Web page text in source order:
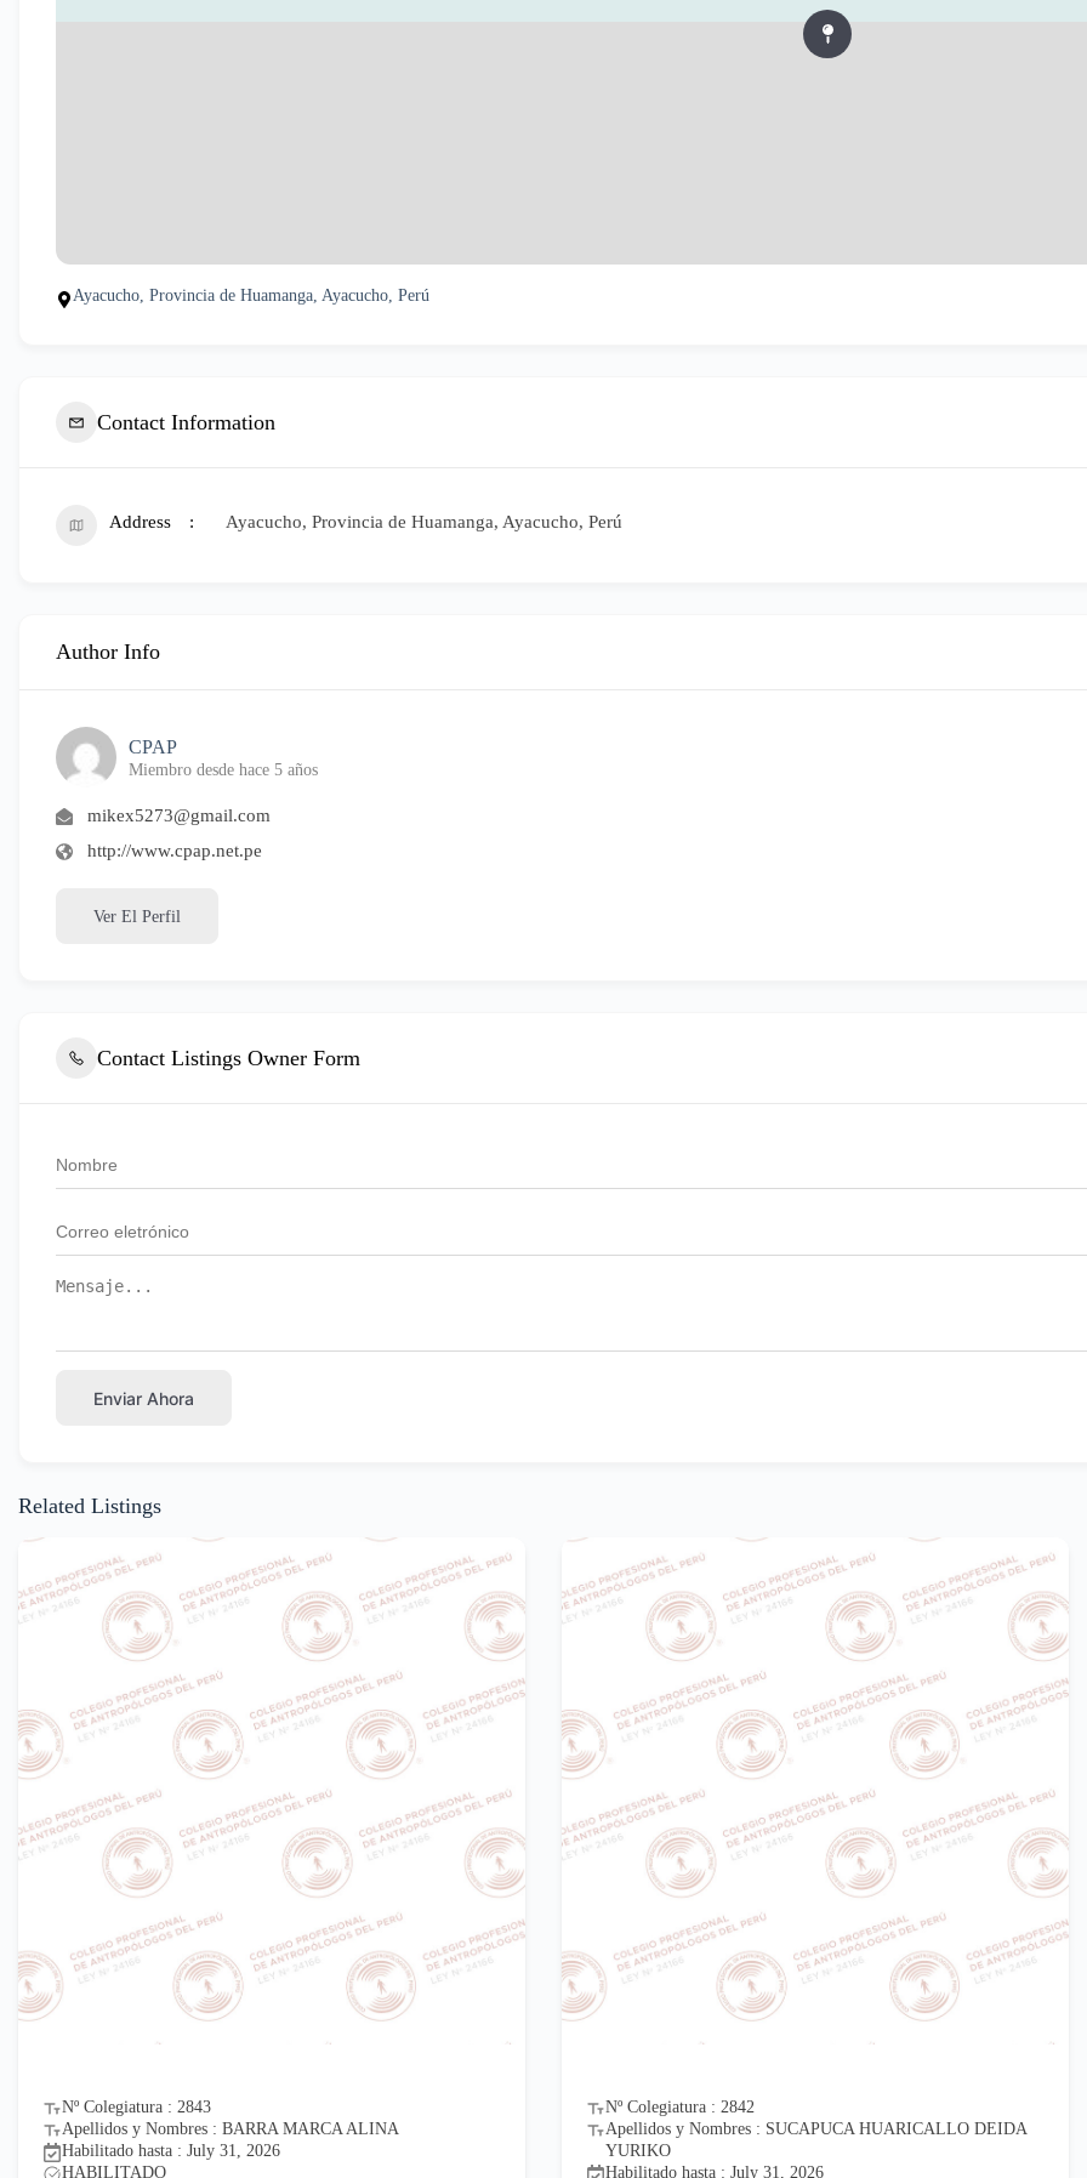
Ayacucho, Provincia de Huamanga, Ayacucho, Perú
Contact Information
Address Ayacucho, Provincia de Huamanga, Ayacucho, Perú
Author Info
CPAP
Miembro desde hace 5 años
mikex5273@gmail.com
http://www.cpap.net.pe
Ver El Perfil
Contact Listings Owner Form
Enviar Ahora
Related Listings
Nº Colegiatura : 2843
Apellidos y Nombres : BARRA MARCA ALINA
Habilitado hasta : July 31, 2026
HABILITADO
Nº Colegiatura : 2842
Apellidos y Nombres : SUCAPUCA HUARICALLO DEIDA
YURIKO
Habilitado hasta : July 31, 2026